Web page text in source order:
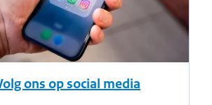
ons op social media